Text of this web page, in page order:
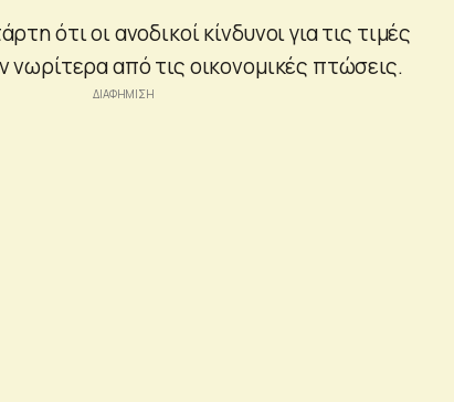
ότι οι ανοδικοί κίνδυνοι για τις τιμές
νωρίτερα από τις οικονομικές πτώσεις.